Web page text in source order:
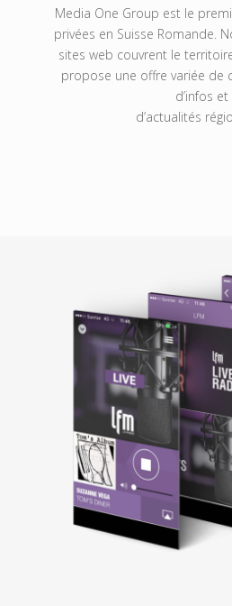
Media One Group est le
privées en Suisse Romande.
sites web couvrent le
propose une offre variée de
d’infos et
d’actualités